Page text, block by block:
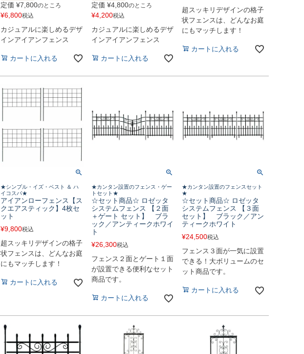
定価 ¥7,800のところ
¥6,800税込
カジュアルに楽しめるデザ
インアイアンフェンス
カートに入れる
定価 ¥4,800のところ
¥4,200税込
カジュアルに楽しめるデザ
インアイアンフェンス
カートに入れる
超スッキリデザインの格子
状フェンスは、どんなお庭
にもマッチします！
カートに入れる
★シンプル・イズ・ベスト ＆ ハ
イコスパ★
アイアンローフェンス【ス
クエアスティック】4枚セ
ット
¥9,800税込
超スッキリデザインの格子
状フェンスは、どんなお庭
にもマッチします！
カートに入れる
★カンタン設置のフェンス・ゲー
トセット★
☆セット商品☆ ロゼッタ
システムフェンス 【２面
＋ゲート セット】 ブラ
ック／アンティークホワイ
ト
¥26,300税込
フェンス２面とゲート１面
が設置できる便利なセット
商品です。
カートに入れる
★カンタン設置のフェンスセット
★
☆セット商品☆ ロゼッタ
システムフェンス 【３面
セット】 ブラック／アン
ティークホワイト
¥24,500税込
フェンス３面が一気に設置
できる！大ボリュームのセ
ット商品です。
カートに入れる